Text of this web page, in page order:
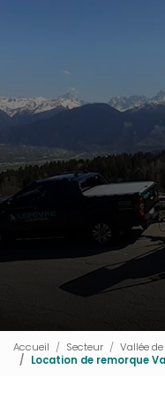
Accueil Secteur
Vallée de
Location de remorque